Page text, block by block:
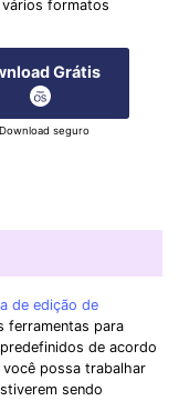
vários formatos
Grátis
Download seguro
de edição de
ferramentas para
de acordo
possa trabalhar
sendo